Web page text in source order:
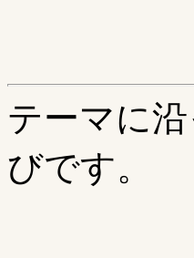
テーマに
びです。